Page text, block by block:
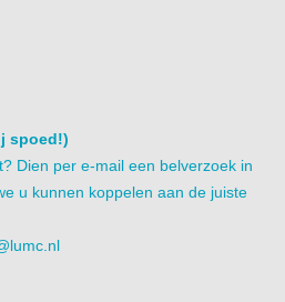
spoed!)
Dien per e-mail een belverzoek in
u kunnen koppelen aan de juiste